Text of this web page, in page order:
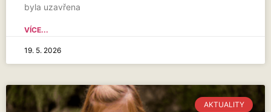
byla uzavřena
VÍCE...
19. 5. 2026
AKTUALITY